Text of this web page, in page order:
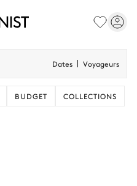
Dates Voyageurs
BUDGET COLLECTIONS